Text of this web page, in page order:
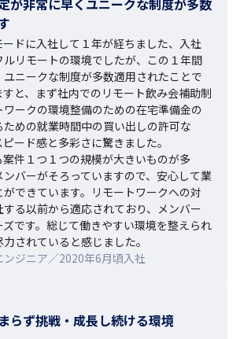
ドに入社して１年が経ちました、入社
ルリモートの環境でしたが、この１年間
ニークな制度が多数適用されたことで
と、まず社内でのリモート飲み会補助制
ークの環境整備のための在宅準備金の
めの就業時間中の買い出しの許可な
ード感と多彩さに驚きました。
件１つ１つの規模が大きいものが多
ンバーがそろっていますので、安心して業
できています。リモートワークへの対
る以前から適応されており、メンバー
です。総じて働きやすい環境を整えられ
されていると感じました。
ジニア／2020年6月頃入社
らず挑戦・成長し続ける環境